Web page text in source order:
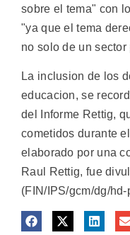
sobre el tema" con
"ya que el tema
no solo de un
La inclusion de los
educacion, se
del Informe Rettig,
cometidos durante
elaborado por una
Raul Rettig, fue
(FIN/IPS/gcm/dg/hd-